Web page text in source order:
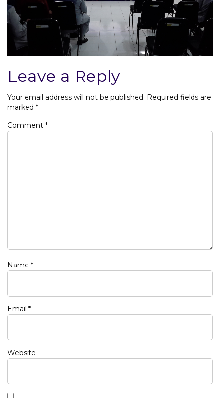
Leave a Reply
Your email address will not be published. Required fields are
marked *
Comment *
Name *
Email *
Website